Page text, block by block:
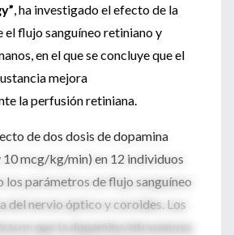
, ha investigado el efecto de la
el flujo sanguíneo retiniano y
en el que se concluye que el
mejora
la perfusión retiniana.
de dos dosis de dopamina
10 mcg/kg/min) en 12 individuos
los parámetros de flujo sanguíneo
del nervio óptico y coroides. Los
que la dopamina intravenosa